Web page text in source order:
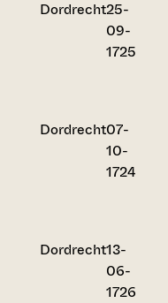
Dordrecht25-
09-
1725
Dordrecht07-
10-
1724
Dordrecht13-
06-
1726